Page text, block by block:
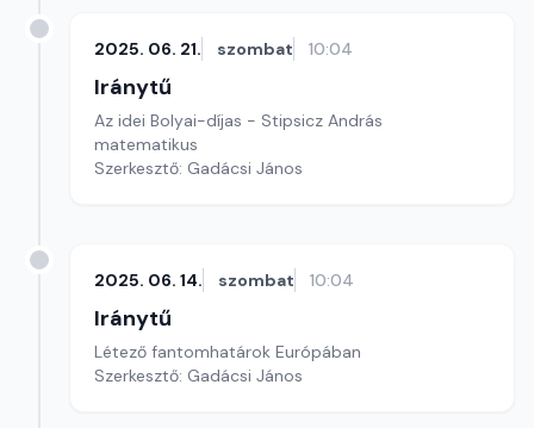
2025. 06. 21. szombat 10:04
Iránytű
Az idei Bolyai-díjas - Stipsicz András
matematikus
Szerkesztő: Gadácsi János
2025. 06. 14. szombat 10:04
Iránytű
Létező fantomhatárok Európában
Szerkesztő: Gadácsi János